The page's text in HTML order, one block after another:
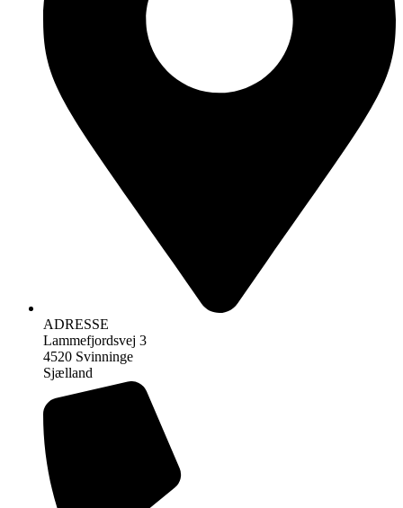
ADRESSE
Lammefjordsvej 3
4520 Svinninge
Sjælland